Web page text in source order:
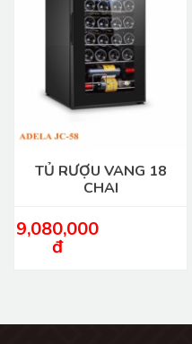
TỦ RƯỢU VANG 18
CHAI
9,080,000
đ